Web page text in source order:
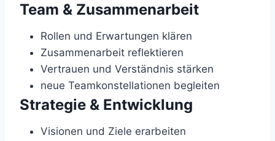
Team & Zusammenarbeit
Rollen und Erwartungen klären
Zusammenarbeit reflektieren
Vertrauen und Verständnis stärken
neue Teamkonstellationen begleiten
Strategie & Entwicklung
Visionen und Ziele erarbeiten